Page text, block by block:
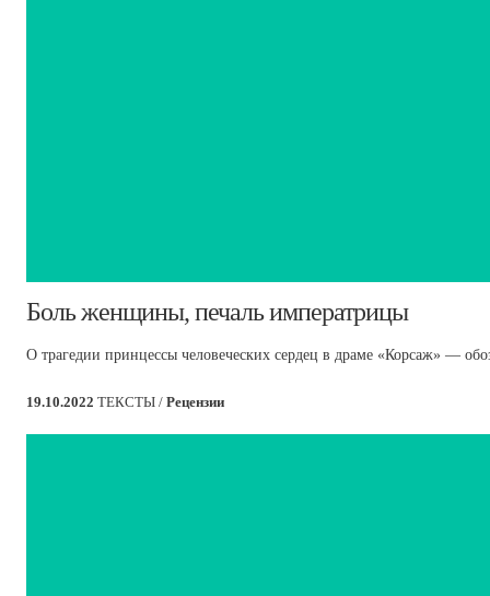
​Боль женщины, печаль императрицы
О трагедии принцессы человеческих сердец в драме «Корсаж» —
19.10.2022 ТЕКСТЫ / Рецензии